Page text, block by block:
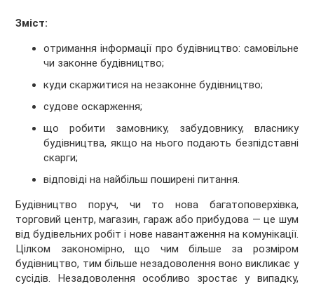
Зміст:
отримання інформації про будівництво: самовільне
чи законне будівництво;
куди скаржитися на незаконне будівництво;
судове оскарження;
що робити замовнику, забудовнику, власнику
будівництва, якщо на нього подають безпідставні
скарги;
відповіді на найбільш поширені питання.
Будівництво поруч, чи то нова багатоповерхівка,
торговий центр, магазин, гараж або прибудова — це шум
від будівельних робіт і нове навантаження на комунікації.
Цілком закономірно, що чим більше за розміром
будівництво, тим більше незадоволення воно викликає у
сусідів. Незадоволення особливо зростає у випадку,